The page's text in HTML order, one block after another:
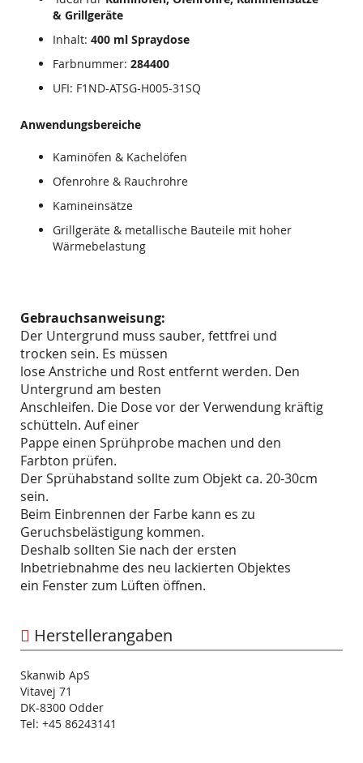
& Grillgeräte
Inhalt: 400 ml Spraydose
Farbnummer: 284400
UFI: F1ND-ATSG-H005-31SQ
Anwendungsbereiche
Kaminöfen & Kachelöfen
Ofenrohre & Rauchrohre
Kamineinsätze
Grillgeräte & metallische Bauteile mit hoher
Wärmebelastung
Gebrauchsanweisung:
Der Untergrund muss sauber, fettfrei und
trocken sein. Es müssen
lose Anstriche und Rost entfernt werden. Den
Untergrund am besten
Anschleifen. Die Dose vor der Verwendung kräftig
schütteln. Auf einer
Pappe einen Sprühprobe machen und den
Farbton prüfen.
Der Sprühabstand sollte zum Objekt ca. 20-30cm
sein.
Beim Einbrennen der Farbe kann es zu
Geruchsbelästigung kommen.
Deshalb sollten Sie nach der ersten
Inbetriebnahme des neu lackierten Objektes
ein Fenster zum Lüften öffnen.
Herstellerangaben
Skanwib ApS
Vitavej 71
DK-8300 Odder
Tel: +45 86243141